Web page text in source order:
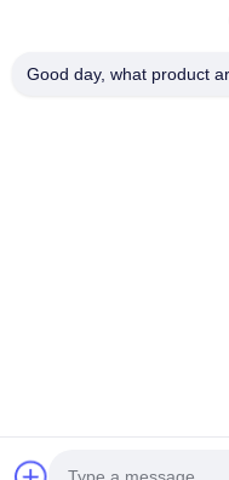
Copyright © 2026 Henan
Good day, what product